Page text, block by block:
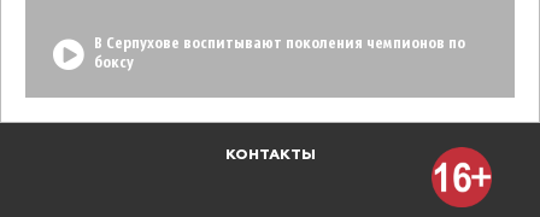
В Серпухове воспитывают поколения чемпионов по
боксу
КОНТАКТЫ